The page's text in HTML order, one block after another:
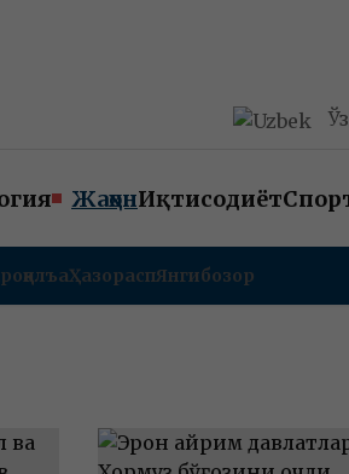
ЖаҳонИқтисодиёт
ҲазораспЯнгибозор